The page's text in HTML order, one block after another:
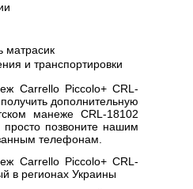
матрасик
и транспортировки
Carrello Piccolo+ CRL-
дополнительную
манеже CRL-18102
позвоните нашим
телефонам.
Carrello Piccolo+ CRL-
в регионах Украины